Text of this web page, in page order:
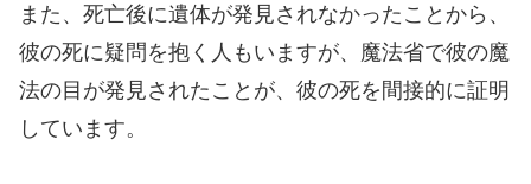
また、死亡後に遺体が発見されなかったことから、
彼の死に疑問を抱く人もいますが、魔法省で彼の魔
法の目が発見されたことが、彼の死を間接的に証明
しています。